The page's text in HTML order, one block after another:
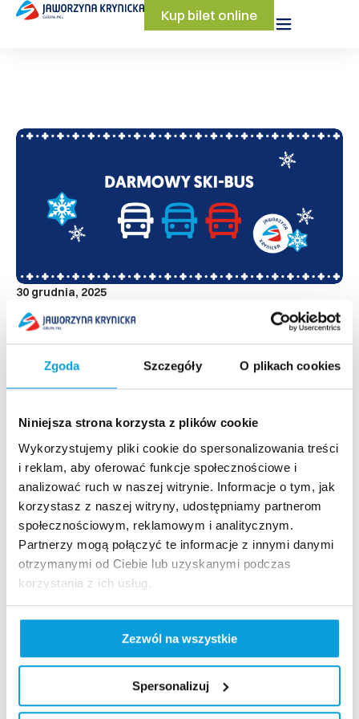
Zgoda Szczegóły O plikach cookies
Niniejsza strona korzysta z plików cookie
Wykorzystujemy pliki cookie do spersonalizowania treści
i reklam, aby oferować funkcje społecznościowe i
analizować ruch w naszej witrynie. Informacje o tym, jak
korzystasz z naszej witryny, udostępniamy partnerom
społecznościowym, reklamowym i analitycznym.
Partnerzy mogą połączyć te informacje z innymi danymi
otrzymanymi od Ciebie lub uzyskanymi podczas
korzystania z ich usług.
Zezwól na wszystkie
Spersonalizuj
Kup bilet online
30 grudnia, 2025
Darmowy SkiBus
My zawieziemy – Wy szusujecie!
Szybki dostęp​
Strona główna
Kamery live
Aktualności
Szukaj na stronie
Polityka jakości
Standardy Ochronny Małoletnich
Sygnalista – Grupa PKL